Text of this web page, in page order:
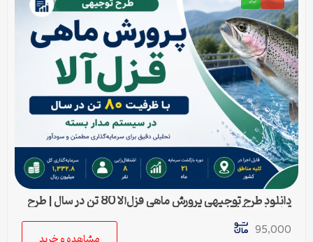
دانلود طرح توجیهی پرورش ماهی قزل‌آلا 80 تن در سال | طرح
آماده Word قابل ویرایش
95,000